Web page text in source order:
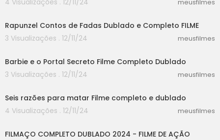
4 Visualizações . 12/11/24
meusfilmes
Rapunzel Contos de Fadas Dublado e Completo FILME
3 Visualizações . 12/11/24
meusfilmes
Barbie e o Portal Secreto Filme Completo Dublado
3 Visualizações . 12/11/24
meusfilmes
Seis razões para matar Filme completo e dublado
4 Visualizações . 12/11/24
meusfilmes
FILMAÇO COMPLETO DUBLADO 2024 - FILME DE AÇÃO